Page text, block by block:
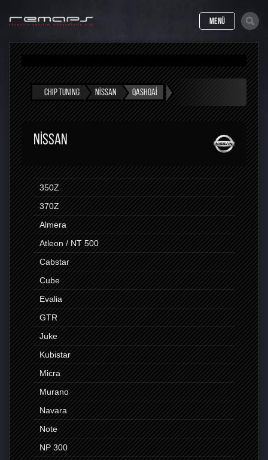
MENÜ
CHIP TUNING NISSAN QASHQAI
NISSAN
350Z
370Z
Almera
Atleon / NT 500
Cabstar
Cube
Evalia
GTR
Juke
Kubistar
Micra
Murano
Navara
Note
NP 300